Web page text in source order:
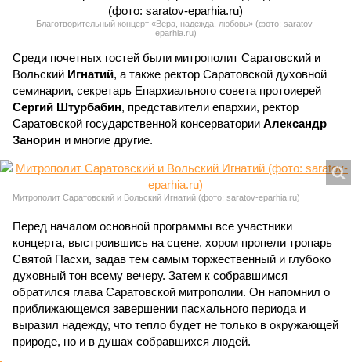
Благотворительный концерт «Вера, надежда, любовь» (фото: saratov-
eparhia.ru)
Среди почетных гостей были митрополит Саратовский и
Вольский Игнатий, а также ректор Саратовской духовной
семинарии, секретарь Епархиального совета протоиерей
Сергий Штурбабин, представители епархии, ректор
Саратовской государственной консерватории Александр
Занорин и многие другие.
Митрополит Саратовский и Вольский Игнатий (фото: saratov-eparhia.ru)
Перед началом основной программы все участники
концерта, выстроившись на сцене, хором пропели тропарь
Святой Пасхи, задав тем самым торжественный и глубоко
духовный тон всему вечеру. Затем к собравшимся
обратился глава Саратовской митрополии. Он напомнил о
приближающемся завершении пасхального периода и
выразил надежду, что тепло будет не только в окружающей
природе, но и в душах собравшихся людей.